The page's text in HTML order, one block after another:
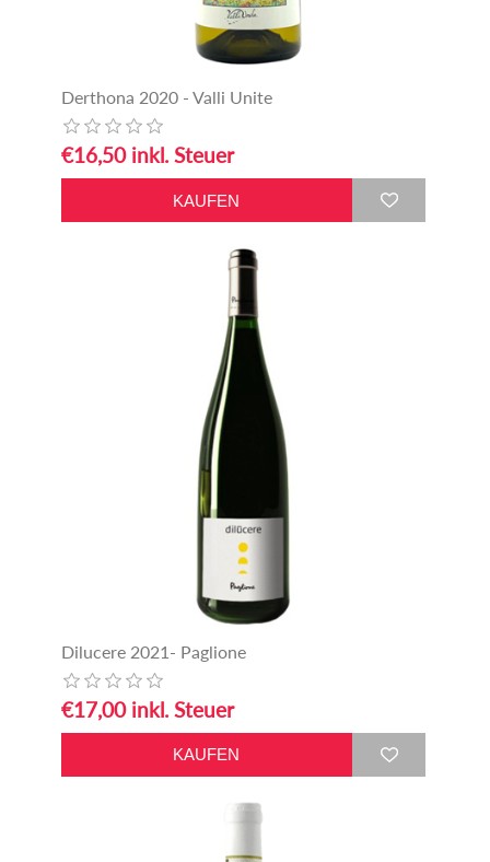
Derthona 2020 - Valli Unite
€16,50 inkl. Steuer
Dilucere 2021- Paglione
€17,00 inkl. Steuer